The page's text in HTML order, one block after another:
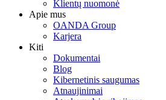
Klientų nuomonė
Apie mus
OANDA Group
Karjera
Kiti
Dokumentai
Blog
Kibernetinis saugumas
Atnaujinimai